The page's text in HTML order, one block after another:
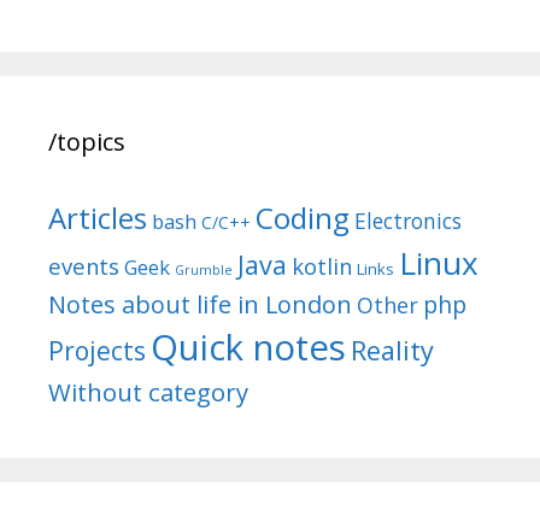
/topics
Articles bash C/C++ Coding Electronics
events Geek Grumble Java kotlin Links Linux
Notes about life in London Other php
Projects Quick notes Reality
Without category